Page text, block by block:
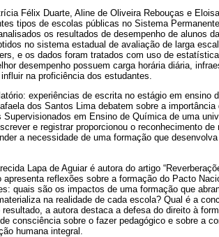
Félix Duarte, Aline de Oliveira Rebouças e
tipos de escolas públicas no Sistema
os resultados de desempenho de alunos
no sistema estadual de avaliação de larga
e os dados foram tratados com uso de
desempenho possuem carga horária diária,
na proficiência dos estudantes.
experiências de escrita no estágio em ensino
dos Santos Lima debatem sobre a
em Ensino de Química de uma
e registrar proporcionou o reconhecimento
a necessidade de uma formação que
Lapa de Aguiar é autora do artigo
apresenta reflexões sobre a formação do Pacto
quais são os impactos de uma formação que
na realidade de cada escola? Qual é a
a autora destaca a defesa do direito à
consciência sobre o fazer pedagógico e sobre a
humana integral.